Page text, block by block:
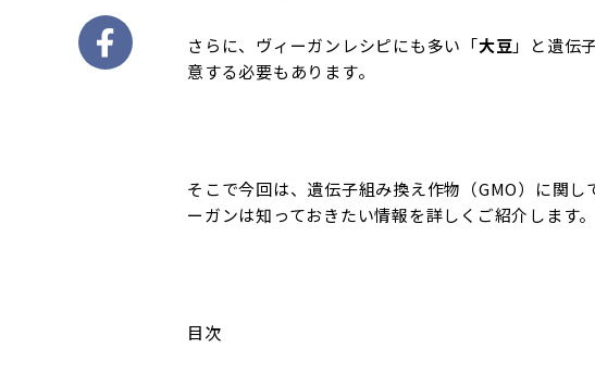
さらに、ヴィーガンレシピにも多い「大豆」と遺伝
意する必要もあります。
そこで今回は、遺伝子組み換え作物（GMO）に関
ーガンは知っておきたい情報を詳しくご紹介します。
目次